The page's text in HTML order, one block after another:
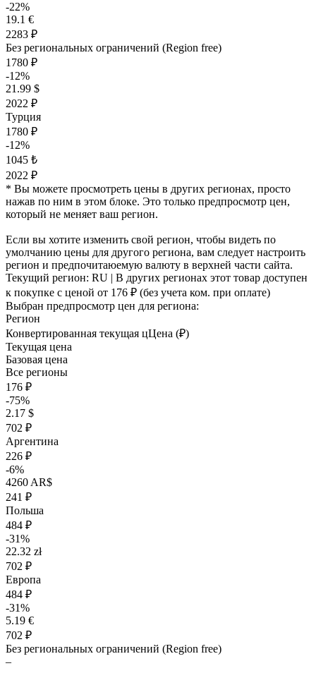
-22%
19.1 €
2283 ₽
Без региональных ограничений (Region free)
1780 ₽
-12%
21.99 $
2022 ₽
Турция
1780 ₽
-12%
1045 ₺
2022 ₽
* Вы можете просмотреть цены в других регионах, просто
нажав по ним в этом блоке. Это только предпросмотр цен,
который не меняет ваш регион.
Если вы хотите изменить свой регион, чтобы видеть по
умолчанию цены для другого региона, вам следует настроить
регион и предпочитаюемую валюту в верхней части сайта.
Текущий регион: RU | В других регионах этот товар доступен
к покупке с ценой от 176 ₽ (без учета ком. при оплате)
Выбран предпросмотр цен для региона:
Регион
Конвертированная текущая цЦена (₽)
Текущая цена
Базовая цена
Все регионы
176 ₽
-75%
2.17 $
702 ₽
Аргентина
226 ₽
-6%
4260 AR$
241 ₽
Польша
484 ₽
-31%
22.32 zł
702 ₽
Европа
484 ₽
-31%
5.19 €
702 ₽
Без региональных ограничений (Region free)
–